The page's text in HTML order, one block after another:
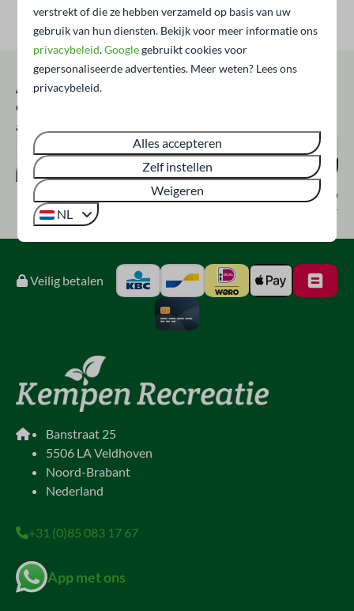
Altijd op de hoogte?
Ontvang als eerste onze acties en
aanbiedingen!
Versturen
privacybeleid
zijn van
toepassing.
Veilig betalen
Banstraat 25
5506 LA Veldhoven
Noord-Brabant
Nederland
+31 (0)85 083 17 67
App met ons
verstrekt of die ze hebben verzameld op basis van uw
gebruik van hun diensten. Bekijk voor meer informatie ons
privacybeleid.Googlegebruikt cookies voor
gepersonaliseerde advertenties. Meer weten? Lees ons
privacybeleid.
Alles accepteren
Zelf instellen
Weigeren
NL